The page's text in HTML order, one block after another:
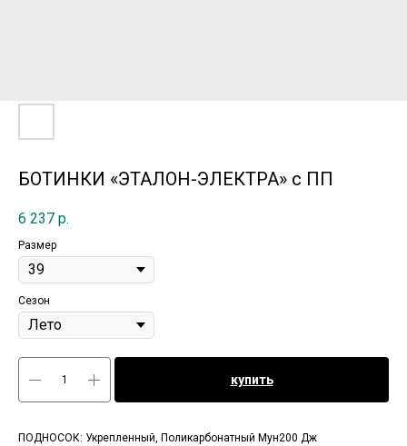
БОТИНКИ «ЭТАЛОН-ЭЛЕКТРА» с ПП
6 237 р.
Размер
Сезон
купить
ПОДНОСОК: Укрепленный, Поликарбонатный Мун200 Дж